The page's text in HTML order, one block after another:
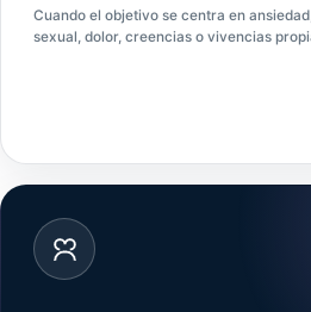
Cuando el objetivo se centra en
sexual, dolor, creencias o vivencias